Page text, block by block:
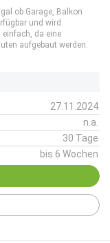
ob Garage, Balkon
und wird
da eine
aufgebaut werden.
27.11.2024
n.a.
30 Tage
bis 6 Wochen